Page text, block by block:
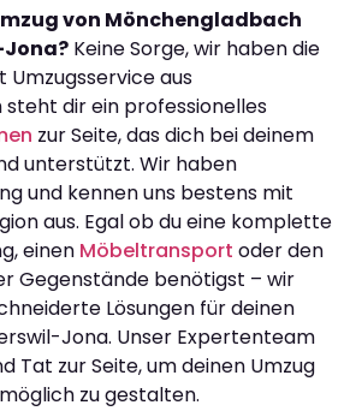
von Mönchengladbach
Keine Sorge, wir haben die
Umzugsservice aus
dir ein professionelles
zur Seite, das dich bei deinem
unterstützt. Wir haben
und kennen uns bestens mit
aus. Egal ob du eine komplette
einen Möbeltransport oder den
Gegenstände benötigst – wir
Lösungen für deinen
Jona. Unser Expertenteam
Tat zur Seite, um deinen Umzug
zu gestalten.